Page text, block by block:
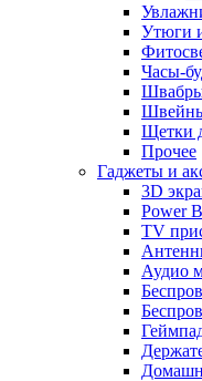
Утюги
Часы-
Щетки
Прочее
Гаджеты и
3D
Power
TV
Аудио